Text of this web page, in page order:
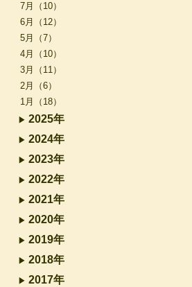
7月（10）
6月（12）
5月（7）
4月（10）
3月（11）
2月（6）
1月（18）
2025年
2024年
2023年
2022年
2021年
2020年
2019年
2018年
2017年